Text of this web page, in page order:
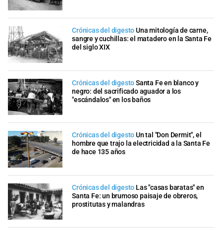
Crónicas del digestoUna mitología de carne,
sangre y cuchillas: el matadero en la Santa Fe
del siglo XIX
Crónicas del digestoSanta Fe en blanco y
negro: del sacrificado aguador a los
"escándalos" en los baños
Crónicas del digestoUn tal "Don Dermit", el
hombre que trajo la electricidad a la Santa Fe
de hace 135 años
Crónicas del digesto Las "casas baratas" en
Santa Fe: un brumoso paisaje de obreros,
prostitutas y malandras